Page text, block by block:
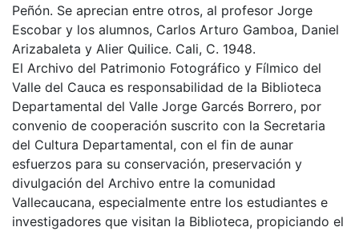
Peñón. Se aprecian entre otros, al profesor Jorge
Escobar y los alumnos, Carlos Arturo Gamboa, Daniel
Arizabaleta y Alier Quilice. Cali, C. 1948.
El Archivo del Patrimonio Fotográfico y Fílmico del
Valle del Cauca es responsabilidad de la Biblioteca
Departamental del Valle Jorge Garcés Borrero, por
convenio de cooperación suscrito con la Secretaria
del Cultura Departamental, con el fin de aunar
esfuerzos para su conservación, preservación y
divulgación del Archivo entre la comunidad
Vallecaucana, especialmente entre los estudiantes e
investigadores que visitan la Biblioteca, propiciando el